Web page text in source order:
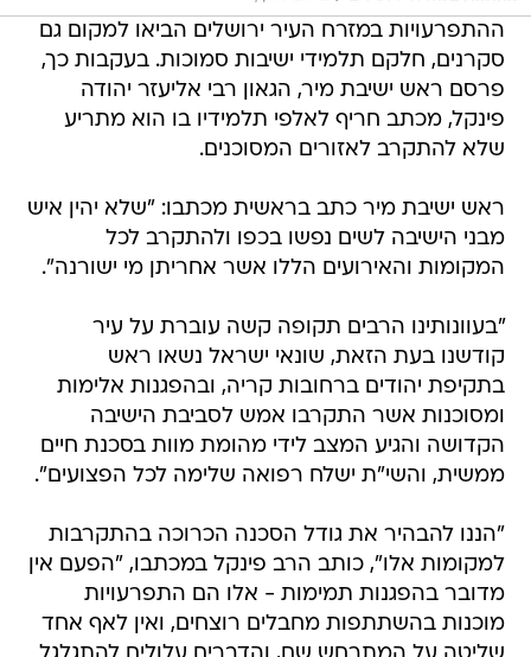
ההתפרעויות במזרח העיר ירושלים הביאו למקום גם
סקרנים, חלקם תלמידי ישיבות סמוכות. בעקבות כך,
פרסם ראש ישיבת מיר, הגאון רבי אליעזר יהודה
פינקל, מכתב חריף לאלפי תלמידיו בו הוא מתריע
שלא להתקרב לאזורים המסוכנים.
ראש ישיבת מיר כתב בראשית מכתבו: "שלא יהין איש
מבני הישיבה לשים נפשו בכפו ולהתקרב לכל
המקומות והאירועים הללו אשר אחריתן מי ישורנה".
"בעוונותינו הרבים תקופה קשה עוברת על עיר
קודשנו בעת הזאת, שונאי ישראל נשאו ראש
בתקיפת יהודים ברחובות קריה, ובהפגנות אלימות
ומסוכנות אשר התקרבו אמש לסביבת הישיבה
הקדושה והגיע המצב לידי מהומת מוות בסכנת חיים
ממשית, והשי"ת ישלח רפואה שלימה לכל הפצועים".
"הננו להבהיר את גודל הסכנה הכרוכה בהתקרבות
למקומות אלו", כותב הרב פינקל במכתבו, "הפעם אין
מדובר בהפגנות תמימות - אלו הם התפרעויות
מוכנות בהשתתפות מחבלים רוצחים, ואין לאף אחד